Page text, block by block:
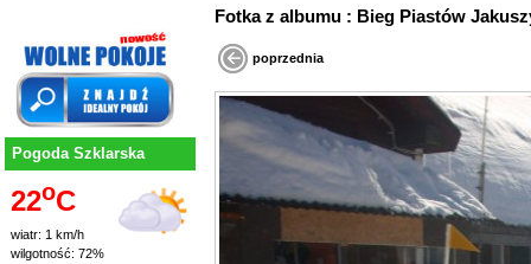
Pogoda Szklarska
22oC
wiatr: 1 km/h
wilgotność: 72%
Fotka z albumu : Bieg Piastów
poprzednia